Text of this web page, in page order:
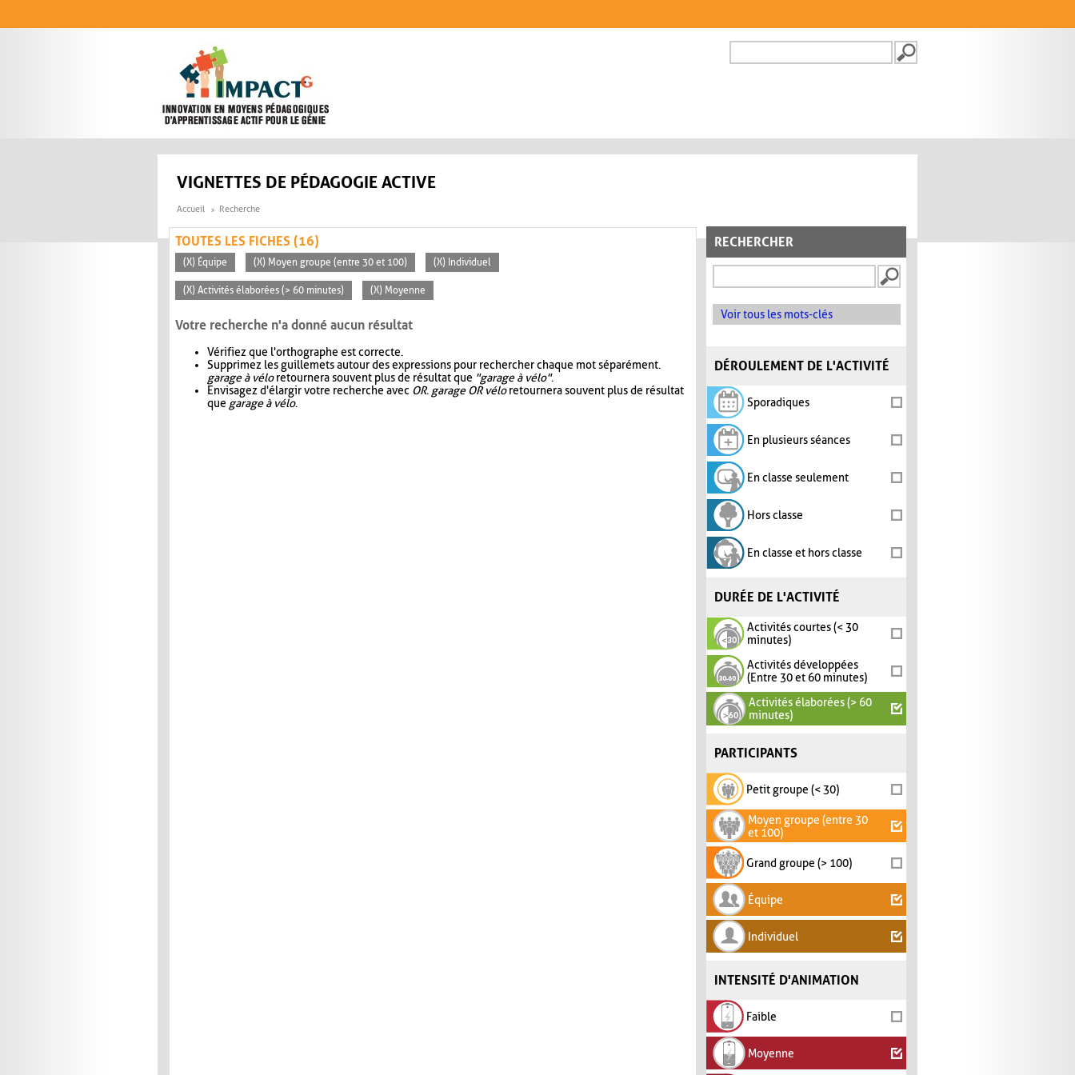
FORMULAIRE DE
VIGNETTES DE PÉDAGOGIE ACTIVE
Accueil Recherche
RECHERCHER
Voir tous les mots-clés
DÉROULEMENT DE L'ACTIVITÉ
Sporadiques
En plusieurs séances
En classe seulement
Hors classe
En classe et hors classe
DURÉE DE L'ACTIVITÉ
Activités courtes (< 30
minutes)
Activités développées
(Entre 30 et 60 minutes)
Activités élaborées (> 60
minutes)
PARTICIPANTS
Petit groupe (< 30)
Moyen groupe (entre 30
et 100)
Grand groupe (> 100)
Équipe
Individuel
INTENSITÉ D'ANIMATION
Faible
Moyenne
TOUTES LES FICHES (16)
(X) Équipe (X) Moyen groupe (entre 30 et 100) (X) Individuel
(X) Activités élaborées (> 60 minutes) (X) Moyenne
Votre recherche n'a donné aucun résultat
Vérifiez que l'orthographe est correcte.
Supprimez les guillemets autour des expressions pour rechercher chaque mot séparément.
garage à véloretournera souvent plus de résultat que "garage à vélo".
Envisagez d'élargir votre recherche avec OR. garage OR véloretournera souvent plus de résultat
que garage à vélo.